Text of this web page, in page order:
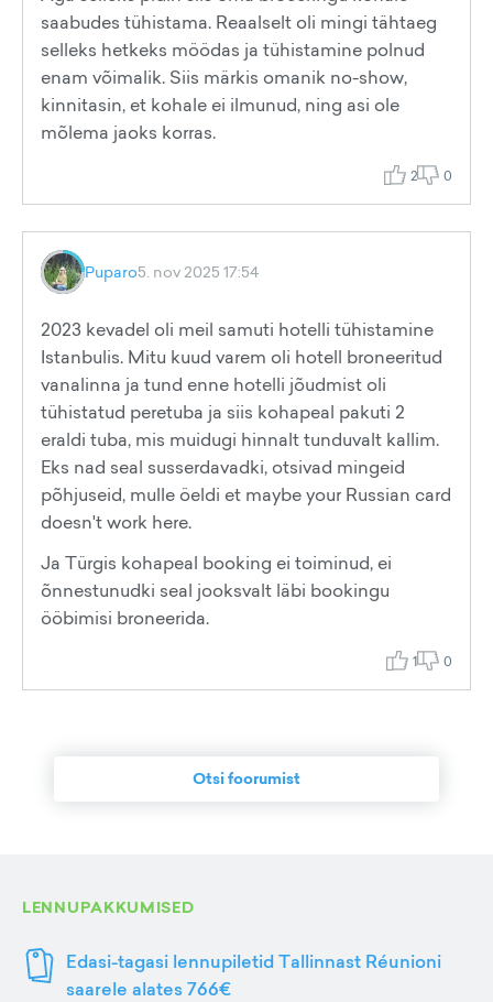
saabudes tühistama. Reaalselt oli mingi tähtaeg
selleks hetkeks möödas ja tühistamine polnud
enam võimalik. Siis märkis omanik no-show,
kinnitasin, et kohale ei ilmunud, ning asi ole
mõlema jaoks korras.
2 0
Puparo5. nov 2025 17:54
2023 kevadel oli meil samuti hotelli tühistamine
Istanbulis. Mitu kuud varem oli hotell broneeritud
vanalinna ja tund enne hotelli jõudmist oli
tühistatud peretuba ja siis kohapeal pakuti 2
eraldi tuba, mis muidugi hinnalt tunduvalt kallim.
Eks nad seal susserdavadki, otsivad mingeid
põhjuseid, mulle öeldi et maybe your Russian card
doesn't work here.
Ja Türgis kohapeal booking ei toiminud, ei
õnnestunudki seal jooksvalt läbi bookingu
ööbimisi broneerida.
1 0
Otsi foorumist
LENNUPAKKUMISED
Edasi-tagasi lennupiletid Tallinnast Réunioni
saarele alates 766€